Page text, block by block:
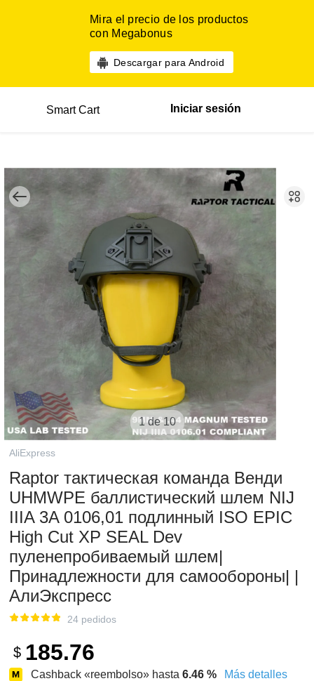
Mira el precio de los productos
con Megabonus
Descargar para Android
Smart Cart Iniciar sesión
1 de 10
AliExpress
Raptor тактическая команда Венди
UHMWPE баллистический шлем NIJ
IIIA 3A 0106,01 подлинный ISO EPIC
High Cut XP SEAL Dev
пуленепробиваемый шлем|
Принадлежности для самообороны| |
АлиЭкспресс
24 pedidos
$ 185.76
Cashback «reembolso» hasta 6.46 % Más detalles